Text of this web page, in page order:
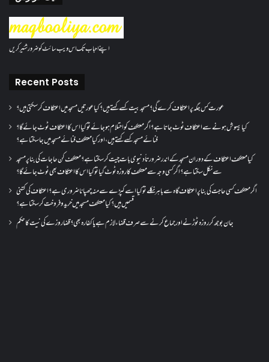
اپنے احباب تک اس ویب سائٹ کو ضرور شئیر کریں
Recent Posts
عورت کس جگہ پر اعتکاف کرے گی؟مسجد بیت کسے کہتے ہیں؟کیا عورتیں مسجد میں اعتکاف کر سکتی ہیں؟
کیا بیہوش ہونے سے اعتکاف ٹوٹ جاتا ہے؟ اگر معتکف کو احتلام ہو جائے تو کیا اس کا اعتکاف ٹوٹ جائے گا؟
فنائے مسجد کسے کہتے ہیں ، اور کیا معتکف فنائے مسجد میں جا سکتا ہے؟
کیا معتکف اعتکاف کے دوران مسجد کے اندر ضرورتاً دنیوی بات چیت کر سکتا ہے؟معتکف کن حاجات کی بنا پر مسجد
سے نکل سکتا ہے؟ اگر کسی وجہ سے معتکف کا روزہ ٹوٹ گیا تو کیا اس کا اعتکاف بھی ٹوٹ جائے گا؟
اگر معتکف کسی حاجت کی بنا پر اعتکاف گاہ سے باہر نکلے تو کیا اسے کپڑے سے منہ چھپانا ضروری ہے؟اعتکاف کی کتنی
قسمیں ہیں؟کیا معتکف مسجد میں خرید و فروخت کر سکتا ہے؟
جان بوجھ کر روزہ ٹوڑنے اور جماع کرنے سے صرف قضاء لازم ہے یا کفارہ بھی؟ قضا روزے کی نیت کا حکم